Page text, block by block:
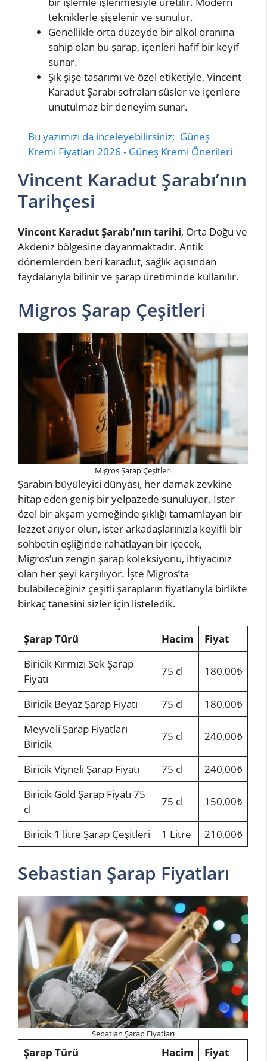
tekniklerle şişelenir ve sunulur.
Genellikle orta düzeyde bir alkol oranına
sahip olan bu şarap, içenleri hafif bir keyif
sunar.
Şık şişe tasarımı ve özel etiketiyle, Vincent
Karadut Şarabı sofraları süsler ve içenlere
unutulmaz bir deneyim sunar.
Bu yazımızı da inceleyebilirsiniz; Güneş
Kremi Fiyatları 2026 - Güneş Kremi Önerileri
Vincent Karadut Şarabı’nın
Tarihçesi
Vincent Karadut Şarabı’nın tarihi, Orta Doğu ve
Akdeniz bölgesine dayanmaktadır. Antik
dönemlerden beri karadut, sağlık açısından
faydalarıyla bilinir ve şarap üretiminde kullanılır.
Migros Şarap Çeşitleri
Migros Şarap Çeşitleri
Şarabın büyüleyici dünyası, her damak zevkine
hitap eden geniş bir yelpazede sunuluyor. İster
özel bir akşam yemeğinde şıklığı tamamlayan bir
lezzet arıyor olun, ister arkadaşlarınızla keyifli bir
sohbetin eşliğinde rahatlayan bir içecek,
Migros’un zengin şarap koleksiyonu, ihtiyacınız
olan her şeyi karşılıyor. İşte Migros’ta
bulabileceğiniz çeşitli şarapların fiyatlarıyla birlikte
birkaç tanesini sizler için listeledik.
Şarap Türü Hacim
Fiyat
Biricik Kırmızı Sek Şarap
Fiyatı
75 cl 180,00₺
Biricik Beyaz Şarap Fiyatı 75 cl
180,00₺
Meyveli Şarap Fiyatları
Biricik
75 cl 240,00₺
Biricik Vişneli Şarap Fiyatı 75 cl
240,00₺
Biricik Gold Şarap Fiyatı 75
cl
75 cl 150,00₺
Biricik 1 litre Şarap Çeşitleri 1 Litre 210,00₺
Sebastian Şarap Fiyatları
Sebatian Şarap Fiyatları
Şarap Türü Hacim
Fiyat